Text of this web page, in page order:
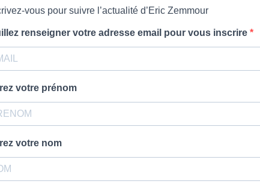
Il est journaliste politique, écrivain, essayiste et
vous pour suivre l’actualité d’Eric Zemmour
renseigner votre adresse email pour vous inscrire
votre prénom
votre nom